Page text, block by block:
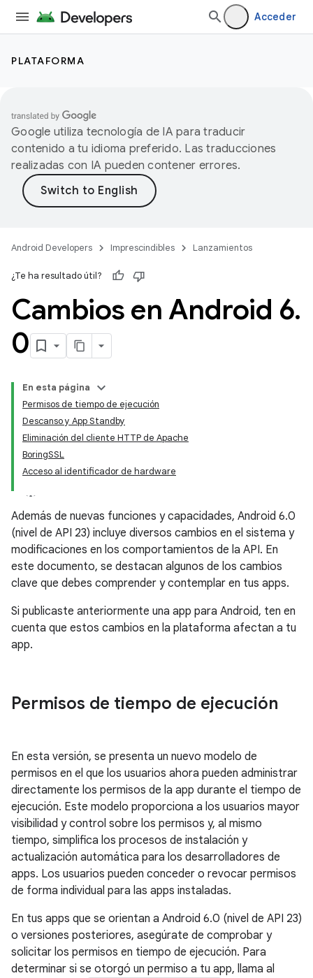
Acceder
PLATAFORMA
Google utiliza tecnología de IA para traducir
contenido a tu idioma preferido. Las traducciones
realizadas con IA pueden contener errores.
Android Developers Imprescindibles Lanzamientos
¿Te ha resultado útil?
Cambios en Android 6.
0
En esta página
Permisos de tiempo de ejecución
Descanso y App Standby
Eliminación del cliente HTTP de Apache
BoringSSL
Acceso al identificador de hardware
Además de nuevas funciones y capacidades, Android 6.0
(nivel de API 23) incluye diversos cambios en el sistema y
modificaciones en los comportamientos de la API. En
este documento, se destacan algunos de los cambios
clave que debes comprender y contemplar en tus apps.
Si publicaste anteriormente una app para Android, ten en
cuenta que estos cambios en la plataforma afectan a tu
app.
Permisos de tiempo de ejecución
En esta versión, se presenta un nuevo modelo de
permisos en el que los usuarios ahora pueden administrar
directamente los permisos de la app durante el tiempo de
ejecución. Este modelo proporciona a los usuarios mayor
visibilidad y control sobre los permisos y, al mismo
tiempo, simplifica los procesos de instalación y
actualización automática para los desarrolladores de
apps. Los usuarios pueden conceder o revocar permisos
de forma individual para las apps instaladas.
En tus apps que se orientan a Android 6.0 (nivel de API 23)
o versiones posteriores, asegúrate de comprobar y
solicitar los permisos en tiempo de ejecución. Para
determinar si se otorgó un permiso a tu app, llama al